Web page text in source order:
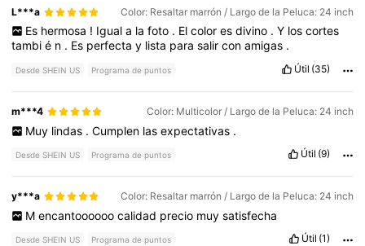
L***a Color: Resaltar marrón / Largo de la Peluca: 24 inch
Es hermosa ! Igual a la foto . El color es divino . Y los cortes
tambié n . Es perfectay lista parasalirconamigas .
Desde SHEIN US Programa de puntos Útil (35)
m***4 Color: Multicolor / Largo de la Peluca: 24 inch
Muy lindas . Cumplen las expectativas .
Desde SHEIN US Programa de puntos Útil (9)
y***a Color: Resaltar marrón / Largo de la Peluca: 24 inch
M encantoooooo calidad precio muy satisfecha
Desde SHEIN US Programa de puntos Útil (1)